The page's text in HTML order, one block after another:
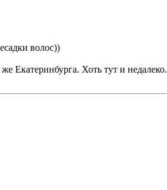
волос))
Екатеринбурга. Хоть тут и недалеко.